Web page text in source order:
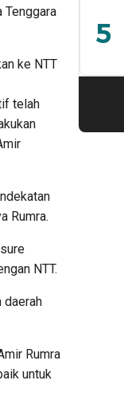
ke NTT
telah
Rumra.
NTT.
daerah
Rumra
untuk
5